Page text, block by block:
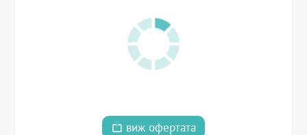
виж офертата